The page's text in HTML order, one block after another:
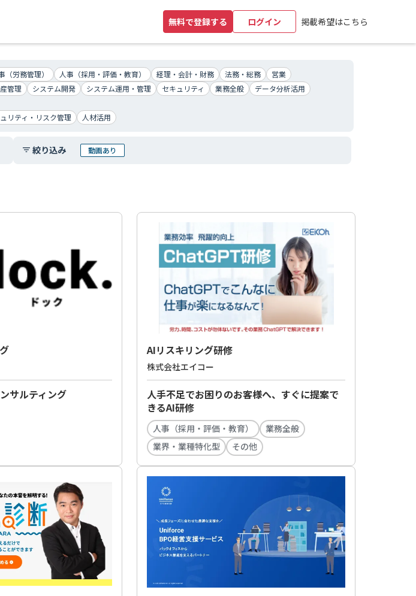
（労務管理） 人事（採用・評価・教育） 経理・会計・財務 法務・総務
営業
管理 システム開発 システム運用・管理 セキュリティ 業務全般
データ分析活用
リティ・リスク管理 人材活用
filter_list 絞り込み 動画あり
サルティング
AIリスキリング研修
株式会社エイコー
人手不足でお困りのお客様へ、すぐに提案で
きるAI研修
人事（採用・評価・教育）
業務全般
業界・業種特化型
その他
無料で登録する ログイン 掲載希望はこちら